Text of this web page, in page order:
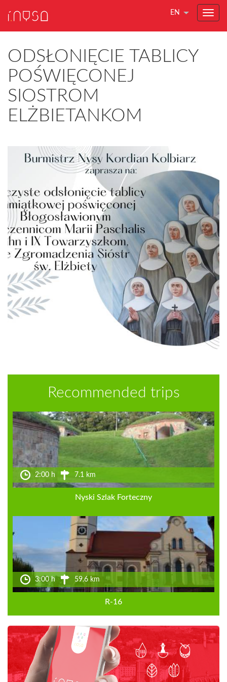
EN
ODSŁONIĘCIE TABLICY
POŚWIĘCONEJ
SIOSTROM
ELŻBIETANKOM
Recommended trips
2:00 h 7.1 km
Nyski Szlak Forteczny
3:00 h 59.6 km
R-16